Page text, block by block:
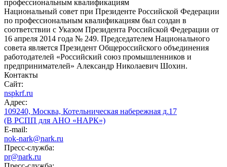
профессиональным квалификациям
Национальный совет при Президенте Российской Федерации
по профессиональным квалификациям был создан в
соответствии с Указом Президента Российской Федерации от
16 апреля 2014 года № 249. Председателем Национального
совета является Президент Общероссийского объединения
работодателей «Российский союз промышленников и
предпринимателей» Александр Николаевич Шохин.
Контакты
Сайт:
nspkrf.ru
Адрес:
109240, Москва, Котельническая набережная д.17
(В РСПП для АНО «НАРК»)
E-mail:
nok-nark@nark.ru
Пресс-служба:
pr@nark.ru